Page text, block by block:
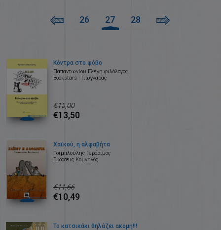
26 27 28
Κόντρα στο φόβο
Παπαντωνίου Ελένη φιλόλογος
Bookstars - Γιωγγαράς
€15,00
€13,50
Χαϊκού, η αλφαβήτα
Τσιμπλούλης Γεράσιμος
Εκδόσεις Κομνηνός
€11,66
€10,49
Το κατσικάκι θηλάζει ακόμη!!!